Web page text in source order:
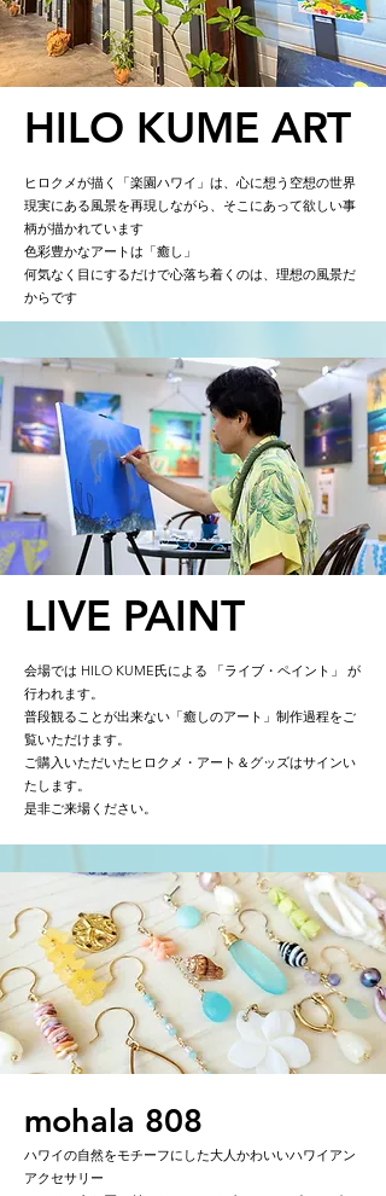
HILO KUME ART
ヒロクメが描く「楽園ハワイ」は、心に想う空想の世界
現実にある風景を再現しながら、そこにあって欲しい事
柄が描かれています
色彩豊かなアートは「癒し」
何気なく目にするだけで心落ち着くのは、理想の風景だ
からです
LIVE PAINT
会場では HILO KUME氏による 「ライブ・ペイント」 が
行われます。
普段観ることが出来ない「癒しのアート」制作過程をご
覧いただけます。
ご購入いただいたヒロクメ・アート＆グッズはサインい
たします。
是非ご来場ください。
mohala 808
ハワイの自然をモチーフにした大人かわいいハワイアン
アクセサリー